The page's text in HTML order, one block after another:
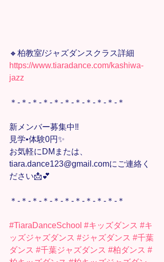
🔸柏教室/ジャズダンスクラス詳細
https://www.tiaradance.com/kashiwa-
jazz
＊-＊-＊-＊-＊-＊-＊-＊-＊-＊-＊
新メンバー募集中‼️
見学•体験0円✨
お気軽にDMまたは、
tiara.dance123@gmail.comにご連絡く
ださい📩💕
＊-＊-＊-＊-＊-＊-＊-＊-＊-＊-＊
#TiaraDanceSchool #キッズダンス #キ
ッズジャズダンス #ジャズダンス #千葉
ダンス #千葉ジャズダンス #柏ダンス #